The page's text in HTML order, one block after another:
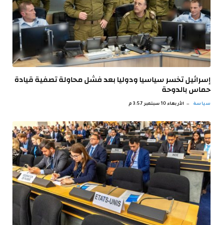
إسرائيل تخسر سياسيا ودوليا بعد فشل محاولة تصفية قيادة
حماس بالدوحة
سياسة الأربعاء 10 سبتمبر 3:57 م